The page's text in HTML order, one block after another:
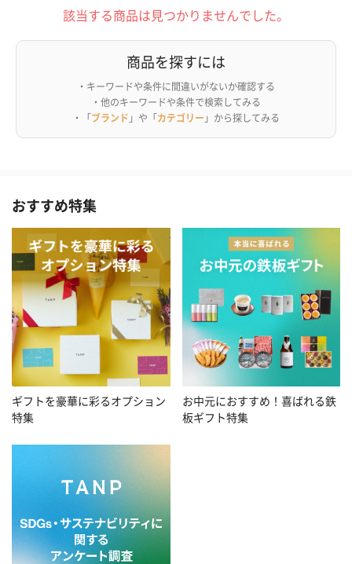
該当する商品は見つかりませんでした。
商品を探すには
・キーワードや条件に間違いがないか確認する
・他のキーワードや条件で検索してみる
・「ブランド 」や「カテゴリー 」から探してみる
おすすめ特集
ギフトを豪華に彩るオプション
特集
お中元におすすめ！喜ばれる鉄
板ギフト特集